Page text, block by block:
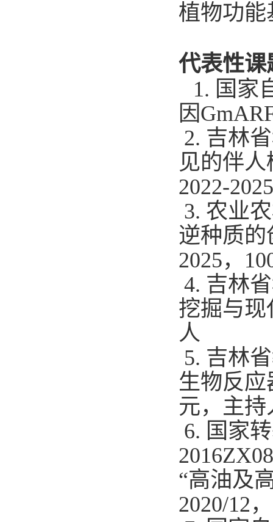
植物功
代表性课
1. 国家
因
2. 吉林
见的伴
2022-2025
3. 农业
逆种质
2025，
4. 吉林
挖掘与
人
5. 吉林
生物反
元，主持
6. 国家
“高油及
2020/12 ，